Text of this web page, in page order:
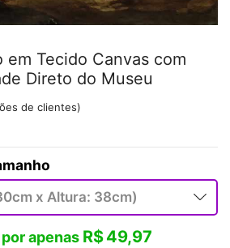
em Tecido Canvas com
Direto do Museu
de clientes)
R$49,97